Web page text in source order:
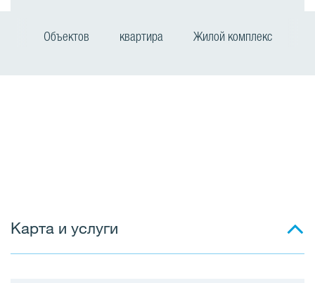
Объектов квартира Жилой комплекс
к
Карта и услуги